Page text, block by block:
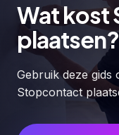
Wat kost
plaatsen?
Gebruik deze gids
Stopcontact